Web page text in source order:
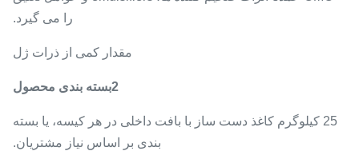
را می گیرد.
مقدار کمی از ذرات ژل
2بسته بندی محصول
25 کیلوگرم کاغذ دست ساز با بافت داخلی در هر کیسه، یا بسته
بندی بر اساس نیاز مشتریان.